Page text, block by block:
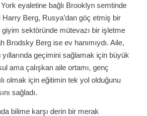
York eyaletine bağlı Brooklyn semtinde
Harry Berg, Rusya’dan göç etmiş bir
sektöründe mütevazı bir işletme
Brodsky Berg ise ev hanımıydı. Aile,
yıllarında geçimini sağlamak için büyük
ama çalışkan aile ortamı, genç
olmak için eğitimin tek yol olduğunu
sağladı.
bilime karşı derin bir merak